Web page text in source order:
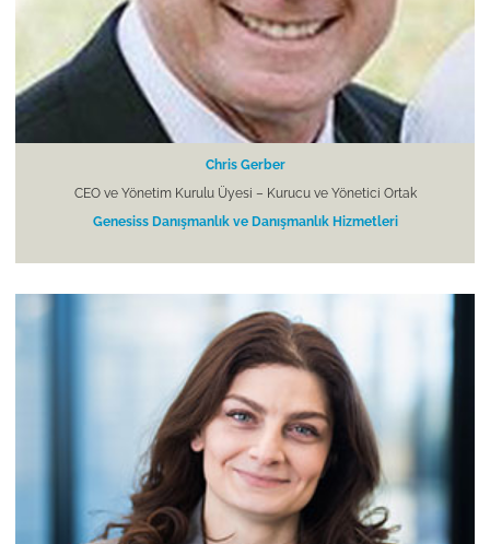
Chris Gerber
CEO ve Yönetim Kurulu Üyesi – Kurucu ve Yönetici Ortak
Genesiss Danışmanlık ve Danışmanlık Hizmetleri